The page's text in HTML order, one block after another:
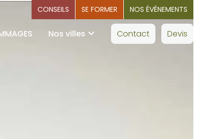
CONSEILS SE FORMER NOS ÉVÉNEMENTS
Nos villes Contact Devis